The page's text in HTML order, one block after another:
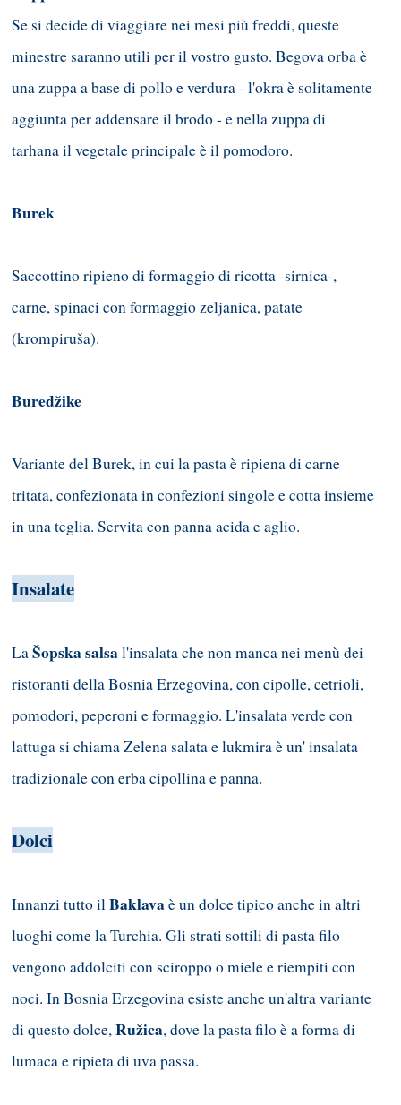
Se si decide di viaggiare nei mesi più freddi, queste
minestre saranno utili per il vostro gusto. Begova orba è
una zuppa a base di pollo e verdura - l'okra è solitamente
aggiunta per addensare il brodo - e nella zuppa di
tarhana il vegetale principale è il pomodoro.
Burek
Saccottino ripieno di formaggio di ricotta -sirnica-,
carne, spinaci con formaggio zeljanica, patate
(krompiruša).
Buredžike
Variante del Burek, in cui la pasta è ripiena di carne
tritata, confezionata in confezioni singole e cotta insieme
in una teglia. Servita con panna acida e aglio.
Insalate
LaŠopska salsal'insalata che non manca nei menù dei
ristoranti della Bosnia Erzegovina, con cipolle, cetrioli,
pomodori, peperoni e formaggio. L'insalata verde con
lattuga si chiama Zelena salata e lukmira è un' insalata
tradizionale con erba cipollina e panna.
Dolci
Innanzi tutto ilBaklavaè un dolce tipico anche in altri
luoghi come la Turchia. Gli strati sottili di pasta filo
vengono addolciti con sciroppo o miele e riempiti con
noci. In Bosnia Erzegovina esiste anche un'altra variante
di questo dolce,Ružica, dove la pasta filo è a forma di
lumaca e ripieta di uva passa.